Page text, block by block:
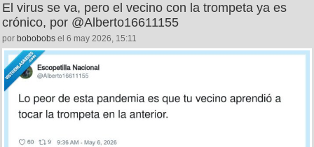
El virus se va, pero el vecino con la trompeta ya es
crónico, por @Alberto16611155
por bobobobs el 6 may 2026, 15:11